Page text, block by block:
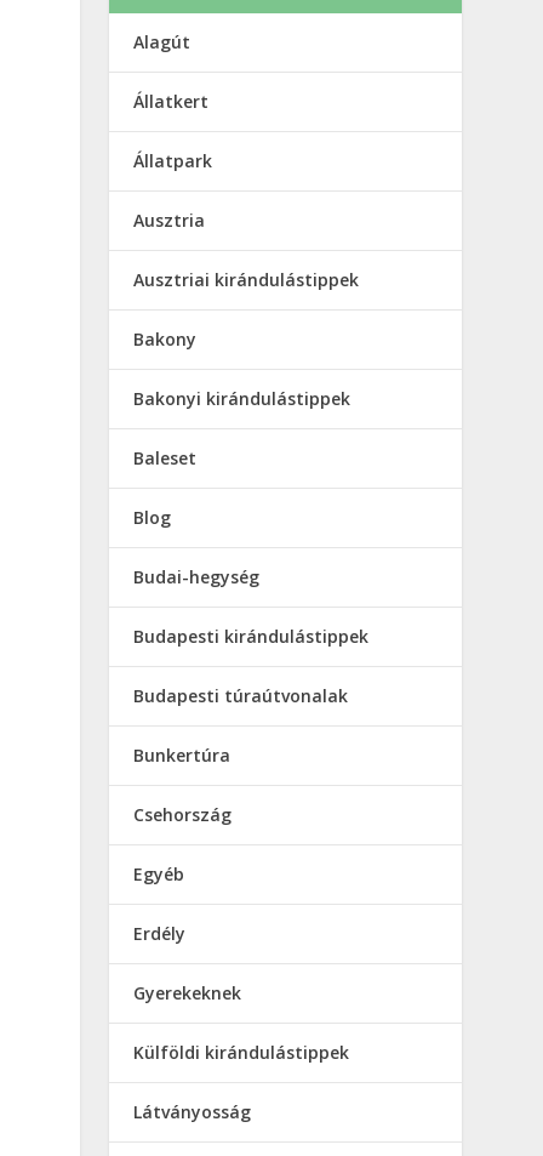
Alagút
Állatkert
Állatpark
Ausztria
Ausztriai kirándulástippek
Bakony
Bakonyi kirándulástippek
Baleset
Blog
Budai-hegység
Budapesti kirándulástippek
Budapesti túraútvonalak
Bunkertúra
Csehország
Egyéb
Erdély
Gyerekeknek
Külföldi kirándulástippek
Látványosság